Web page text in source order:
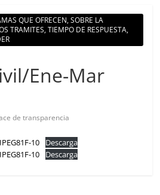
QUE OFRECEN, SOBRE LA
TRAMITES, TIEMPO DE RESPUESTA,
Ene-Mar
de transparencia
10
Descarga
10
Descarga